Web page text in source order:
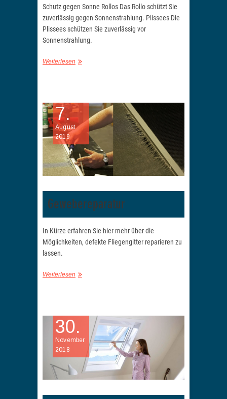
Schutz gegen Sonne Rollos Das Rollo schützt Sie
zuverlässig gegen Sonnenstrahlung. Plissees Die
Plissees schützen Sie zuverlässig vor
Sonnenstrahlung.
Weiterlesen
7.
August
2019
Gewebereparatur
In Kürze erfahren Sie hier mehr über die
Möglichkeiten, defekte Fliegengitter reparieren zu
lassen.
Weiterlesen
30.
November
2018